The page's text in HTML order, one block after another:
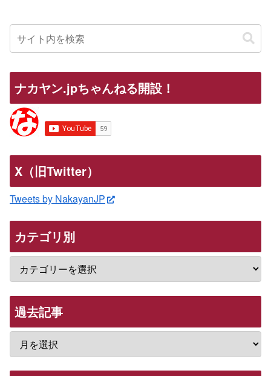
ナカヤン.jpちゃんねる開設！
X（旧Twitter）
Tweets by NakayanJP
カテゴリ別
過去記事